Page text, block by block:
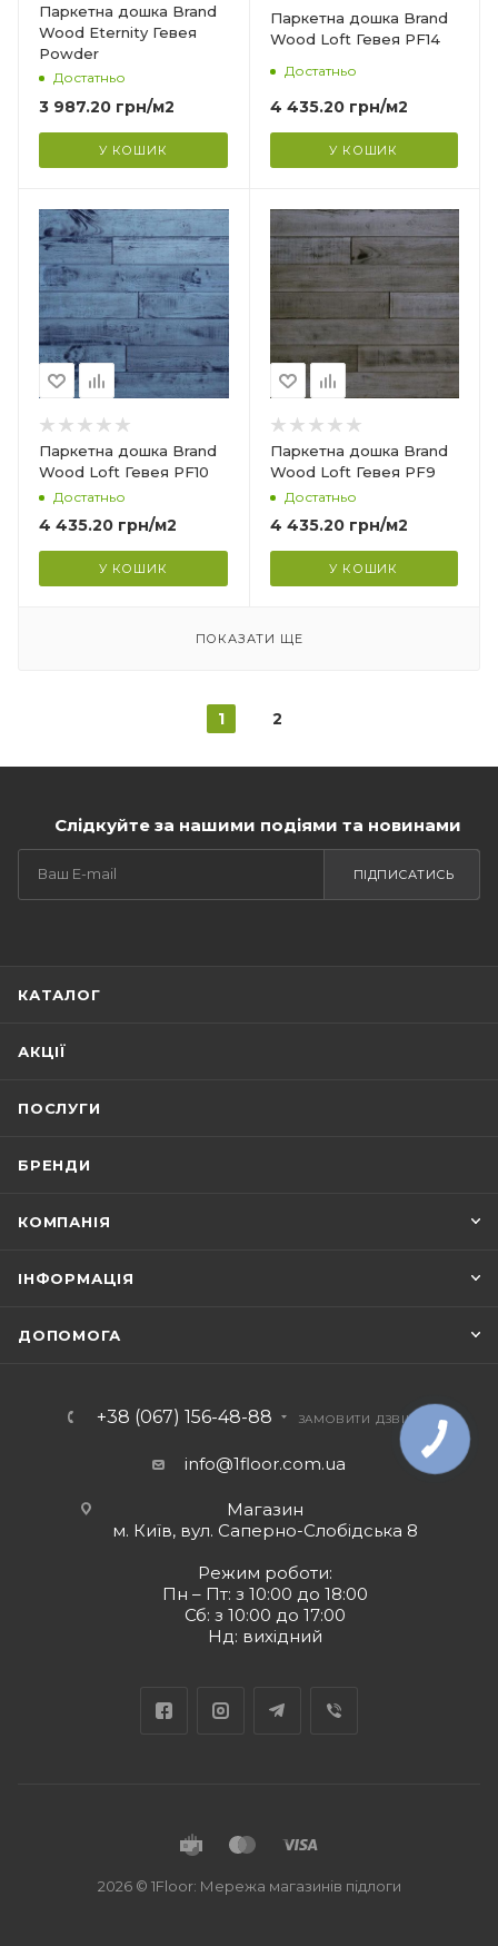
Паркетна дошка Brand
Wood Eternity Гевея
Powder
Достатньо
3 987.20 грн/м2
У КОШИК
130 мм
Довжина
1000 мм
Фаска
Паркетна дошка Brand
Wood Loft Гевея PF14
Достатньо
4 435.20грн/м2
У КОШИК
Паркетна дошка Brand
Wood Loft Гевея PF10
Достатньо
4 435.20 грн/м2
У КОШИК
Країна-виробник
Індонезія
Колекція
Loft(лофт)
Тип структури ?
Тришарова
Товщина
130 мм
Довжина
1000 мм
Паркетна дошка Brand
Wood Loft Гевея PF9
Достатньо
4 435.20грн/м2
У КОШИК
ПОКАЗАТИ ЩЕ
1 2
Слідкуйте за нашими подіями та новинами
ПІДПИСАТИСЬ
КАТАЛОГ
АКЦІЇ
ПОСЛУГИ
БРЕНДИ
КОМПАНІЯ
ІНФОРМАЦІЯ
ДОПОМОГА
+38 (067) 156-48-88 ЗАМОВИТИ ДЗВІНОК
info@1floor.com.ua
Магазин
м. Київ, вул. Саперно-Слобідська 8
Режим роботи:
Пн – Пт: з 10:00 до 18:00
Сб: з 10:00 до 17:00
Нд: вихідний
2026 © 1Floor: Мережа магазинів підлоги